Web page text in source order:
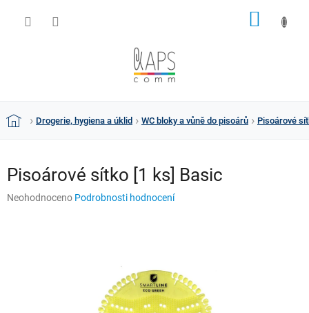
DomůDrogerie, hygiena a úklid WC bloky a vůně do pisoárů Pisoárové
Pisoárové sítko [1 ks] Basic
Průměrné
Neohodnoceno Podrobnosti hodnocení